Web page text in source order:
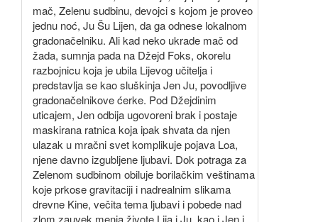
mač, Zelenu sudbinu, devojci s kojom je proveo
jednu noć, Ju Šu Lijen, da ga odnese lokalnom
gradonačelniku. Ali kad neko ukrade mač od
žada, sumnja pada na Džejd Foks, okorelu
razbojnicu koja je ubila Lijevog učitelja i
predstavlja se kao sluškinja Jen Ju, povodljive
gradonačelnikove ćerke. Pod Džejdinim
uticajem, Jen odbija ugovoreni brak i postaje
maskirana ratnica koja ipak shvata da njen
ulazak u mračni svet komplikuje pojava Loa,
njene davno izgubljene ljubavi. Dok potraga za
Zelenom sudbinom obiluje borilačkim veštinama
koje prkose gravitaciji i nadrealnim slikama
drevne Kine, večita tema ljubavi i pobede nad